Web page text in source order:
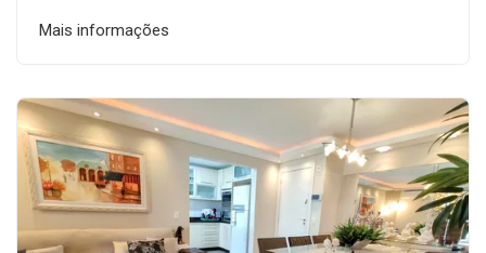
Mais informações